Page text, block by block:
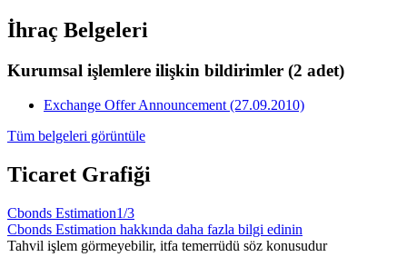
İhraç Belgeleri
Kurumsal işlemlere ilişkin bildirimler (2 adet)
Exchange Offer Announcement (27.09.2010)
Tüm belgeleri görüntüle
Ticaret Grafiği
Cbonds Estimation1/3
Cbonds Estimation hakkında daha fazla bilgi edinin
Tahvil işlem görmeyebilir, itfa temerrüdü söz konusudur